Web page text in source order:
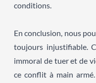
conditions.
En conclusion, nous
toujours injustifiable.
immoral de tuer et de
ce conflit à main